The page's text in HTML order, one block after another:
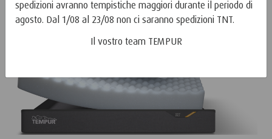
spedizioni avranno tempistiche maggiori durante il periodo di
agosto. Dal 1/08 al 23/08 non ci saranno spedizioni TNT.
Il vostro team TEMPUR